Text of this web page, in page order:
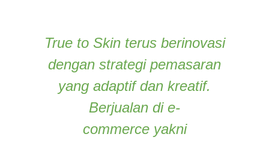
True to Skin terus berinovasi
dengan strategi pemasaran
yang adaptif dan kreatif.
Berjualan di e-
commerceyakni